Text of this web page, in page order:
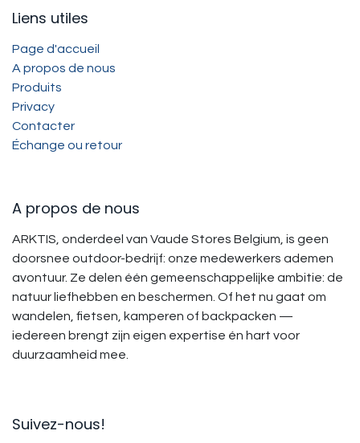
Liens utiles
Page d'accueil
A propos de nous
Produits
Privacy
Contacter
Échange ou retour
A propos de nous
ARKTIS, onderdeel van Vaude Stores Belgium, is geen
doorsnee outdoor-bedrijf: onze medewerkers ademen
avontuur. Ze delen één gemeenschappelijke ambitie: de
natuur liefhebben en beschermen. Of het nu gaat om
wandelen, fietsen, kamperen of backpacken —
iedereen brengt zijn eigen expertise én hart voor
duurzaamheid mee.
Suivez-nous!​